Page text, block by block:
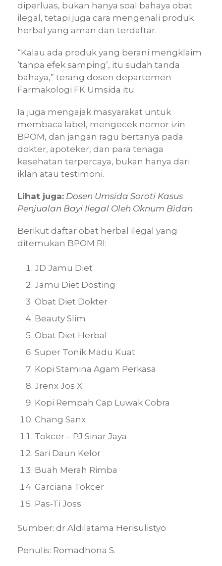
diperluas, bukan hanya soal bahaya obat
ilegal, tetapi juga cara mengenali produk
herbal yang aman dan terdaftar.
“Kalau ada produk yang berani mengklaim
‘tanpa efek samping’, itu sudah tanda
bahaya,” terang dosen departemen
Farmakologi FK Umsida itu.
Ia juga mengajak masyarakat untuk
membaca label, mengecek nomor izin
BPOM, dan jangan ragu bertanya pada
dokter, apoteker, dan para tenaga
kesehatan terpercaya, bukan hanya dari
iklan atau testimoni.
Lihat juga: Dosen Umsida Soroti Kasus
Penjualan Bayi Ilegal Oleh Oknum Bidan
Berikut daftar obat herbal ilegal yang
ditemukan BPOM RI:
JD Jamu Diet
Jamu Diet Dosting
Obat Diet Dokter
Beauty Slim
Obat Diet Herbal
Super Tonik Madu Kuat
Kopi Stamina Agam Perkasa
Jrenx Jos X
Kopi Rempah Cap Luwak Cobra
Chang Sanx
Tokcer – PJ Sinar Jaya
Sari Daun Kelor
Buah Merah Rimba
Garciana Tokcer
Pas-Ti Joss
Sumber: dr Aldilatama Herisulistyo
Penulis: Romadhona S.